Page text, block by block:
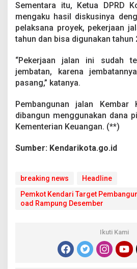
g
D
e
s
m
e
r
Sementara itu, Ketua DPRD
mengaku hasil diskusinya
pelaksana proyek, pekerjaan
tahun dan bisa digunakan tahun
“Pekerjaan jalan ini sudah
jembatan, karena
pasang,” katanya.
Pembangunan jalan Kembar
dibangun menggunakan dana
Kementerian Keuangan. (**)
Sumber: Kendarikota.go.id
breaking news
Headline
Pemkot Kendari Target
oad Rampung Desember
Ikuti Kami